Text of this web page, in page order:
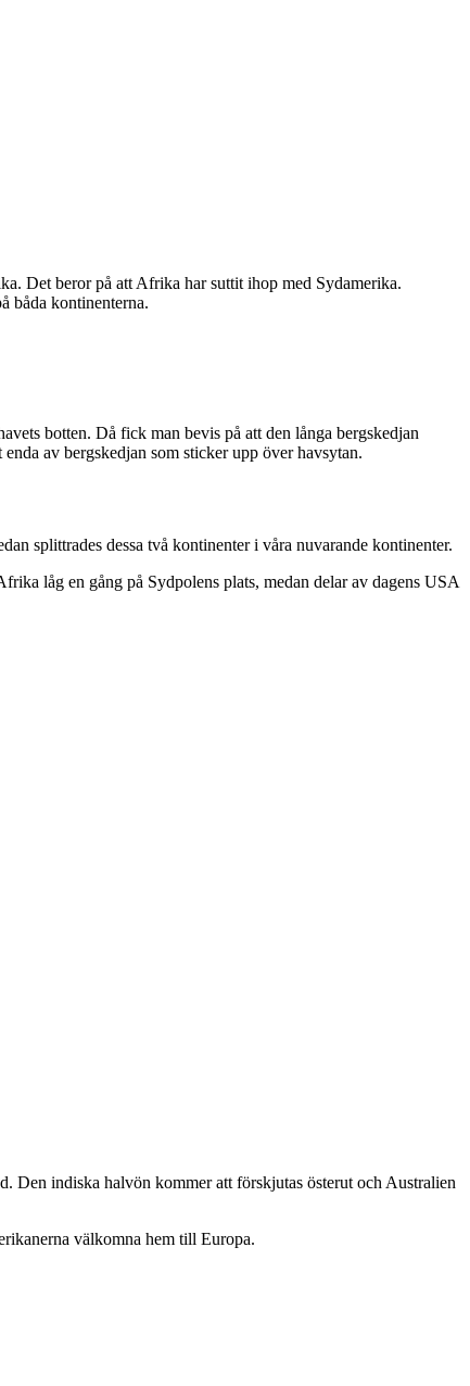
Det beror på att Afrika har suttit ihop med Sydamerika.
båda kontinenterna.
botten. Då fick man bevis på att den långa bergskedjan
av bergskedjan som sticker upp över havsytan.
splittrades dessa två kontinenter i våra nuvarande kontinenter.
låg en gång på Sydpolens plats, medan delar av dagens USA
Den indiska halvön kommer att förskjutas österut och Australien
välkomna hem till Europa.